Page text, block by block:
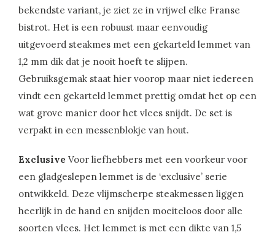
bekendste variant, je ziet ze in vrijwel elke Franse
bistrot. Het is een robuust maar eenvoudig
uitgevoerd steakmes met een gekarteld lemmet van
1,2 mm dik dat je nooit hoeft te slijpen.
Gebruiksgemak staat hier voorop maar niet iedereen
vindt een gekarteld lemmet prettig omdat het op een
wat grove manier door het vlees snijdt. De set is
verpakt in een messenblokje van hout.
Exclusive Voor liefhebbers met een voorkeur voor
een gladgeslepen lemmet is de ‘exclusive’ serie
ontwikkeld. Deze vlijmscherpe steakmessen liggen
heerlijk in de hand en snijden moeiteloos door alle
soorten vlees. Het lemmet is met een dikte van 1,5